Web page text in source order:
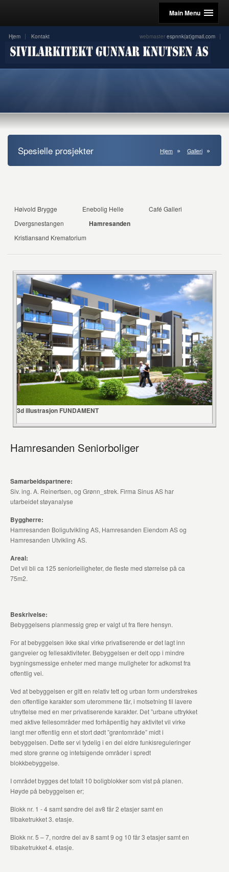
Main Menu
webmaster espnnk(at)gmail.com
Hjem Kontakt
Spesielle prosjekter Hjem Galleri
Høivold Brygge Enebolig Helle
Café Galleri
Dvergsnestangen
Hamresanden
Kristiansand Krematorium
3d illustrasjon FUNDAMENT
Hamresanden Seniorboliger
Samarbeidspartnere:
Siv. ing. A. Reinertsen, og Grønn_strek. Firma Sinus AS har
utarbeidet støyanalyse
Byggherre:
Hamresanden Boligutvikling AS, Hamresanden Eiendom AS og
Hamresanden Utvikling AS.
Areal:
Det vil bli ca 125 seniorleiligheter, de fleste med størrelse på ca
75m2.
Beskrivelse:
Bebyggelsens planmessig grep er valgt ut fra flere hensyn.
For at bebyggelsen ikke skal virke privatiserende er det lagt inn
gangveier og fellesaktiviteter. Bebyggelsen er delt opp i mindre
bygningsmessige enheter med mange muligheter for adkomst fra
offentlig vei.
Ved at bebyggelsen er gitt en relativ tett og urban form understrekes
den offentlige karakter som uterommene får, i motsetning til lavere
utnyttelse med en mer privatiserende karakter. Det ”urbane uttrykket
med aktive fellesområder med forhåpentlig høy aktivitet vil virke
langt mer offentlig enn et stort dødt ”grøntområde” midt i
bebyggelsen. Dette ser vi tydelig i en del eldre funkisreguleringer
med store grønne og intetsigende områder i spredt
blokkbebyggelse.
I området bygges det totalt 10 boligblokker som vist på planen.
Høyde på bebyggelsen er;
Blokk nr. 1 - 4 samt søndre del av8 får 2 etasjer samt en
tilbaketrukket 3. etasje.
Blokk nr. 5 – 7, nordre del av 8 samt 9 og 10 får 3 etasjer samt en
tilbaketrukket 4. etasje.